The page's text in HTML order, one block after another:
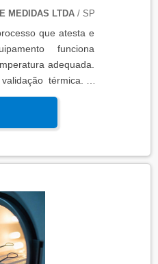
MEDIDAS LTDA/ SP
que atesta e
funciona
adequada.
térmica. A
para garantir a
que
É aplicada a
câmaras frias,
em um relatório
como gráficos,
a conclusão das